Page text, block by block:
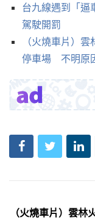
台九線遇到「逼
駕駛開罰
（火燒車片）
停車場 不明原
（火燒車片）雲